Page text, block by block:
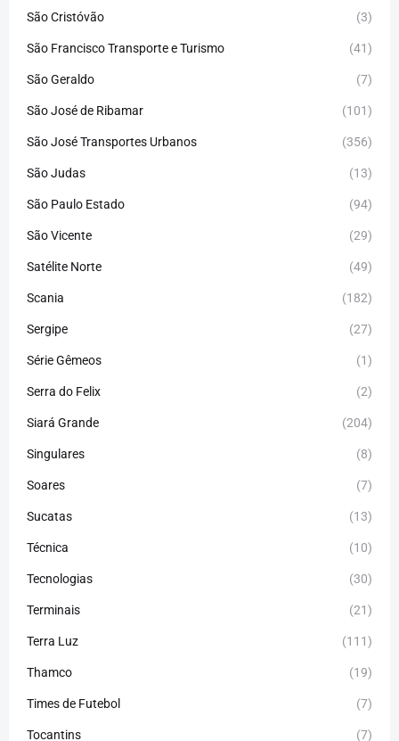
São Cristóvão (3)
São Francisco Transporte e Turismo (41)
São Geraldo (7)
São José de Ribamar (101)
São José Transportes Urbanos (356)
São Judas (13)
São Paulo Estado (94)
São Vicente (29)
Satélite Norte (49)
Scania (182)
Sergipe (27)
Série Gêmeos (1)
Serra do Felix (2)
Siará Grande (204)
Singulares (8)
Soares (7)
Sucatas (13)
Técnica (10)
Tecnologias (30)
Terminais (21)
Terra Luz (111)
Thamco (19)
Times de Futebol (7)
Tocantins (7)